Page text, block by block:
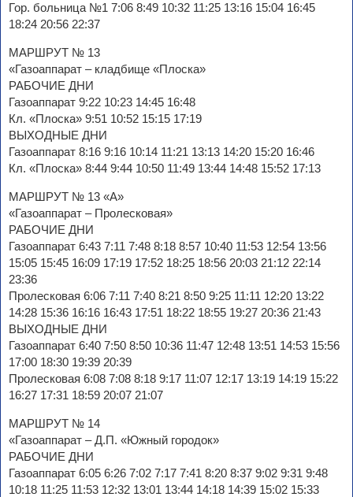
Гор. больница №1 7:06 8:49 10:32 11:25 13:16 15:04 16:45
18:24 20:56 22:37
МАРШРУТ № 13
«Газоаппарат – кладбище «Плоска»
РАБОЧИЕ ДНИ
Газоаппарат 9:22 10:23 14:45 16:48
Кл. «Плоска» 9:51 10:52 15:15 17:19
ВЫХОДНЫЕ ДНИ
Газоаппарат 8:16 9:16 10:14 11:21 13:13 14:20 15:20 16:46
Кл. «Плоска» 8:44 9:44 10:50 11:49 13:44 14:48 15:52 17:13
МАРШРУТ № 13 «А»
«Газоаппарат – Пролесковая»
РАБОЧИЕ ДНИ
Газоаппарат 6:43 7:11 7:48 8:18 8:57 10:40 11:53 12:54 13:56
15:05 15:45 16:09 17:19 17:52 18:25 18:56 20:03 21:12 22:14
23:36
Пролесковая 6:06 7:11 7:40 8:21 8:50 9:25 11:11 12:20 13:22
14:28 15:36 16:16 16:43 17:51 18:22 18:55 19:27 20:36 21:43
ВЫХОДНЫЕ ДНИ
Газоаппарат 6:40 7:50 8:50 10:36 11:47 12:48 13:51 14:53 15:56
17:00 18:30 19:39 20:39
Пролесковая 6:08 7:08 8:18 9:17 11:07 12:17 13:19 14:19 15:22
16:27 17:31 18:59 20:07 21:07
МАРШРУТ № 14
«Газоаппарат – Д.П. «Южный городок»
РАБОЧИЕ ДНИ
Газоаппарат 6:05 6:26 7:02 7:17 7:41 8:20 8:37 9:02 9:31 9:48
10:18 11:25 11:53 12:32 13:01 13:44 14:18 14:39 15:02 15:33